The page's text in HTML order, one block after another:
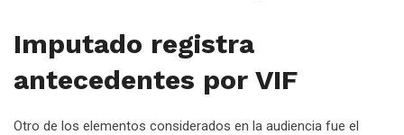
Imputado registra
antecedentes por VIF
Otro de los elementos considerados en la audiencia fue el